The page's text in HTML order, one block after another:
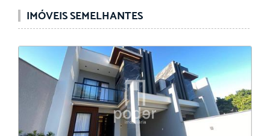
IMÓVEIS SEMELHANTES